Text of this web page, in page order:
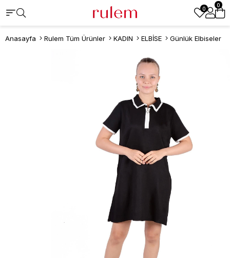
0
0
Anasayfa Rulem Tüm Ürünler KADIN ELBİSE Günlük Elbiseler